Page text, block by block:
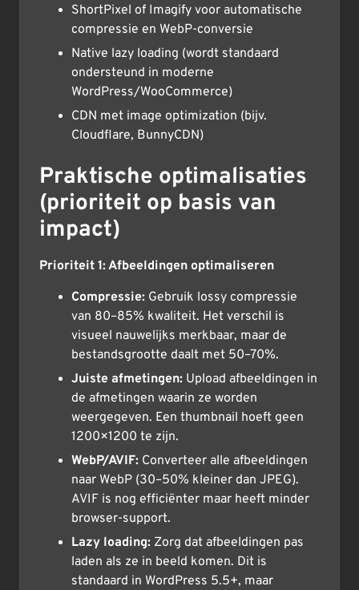
ShortPixel of Imagify voor automatische
compressie en WebP-conversie
Native lazy loading (wordt standaard
ondersteund in moderne
WordPress/WooCommerce)
CDN met image optimization (bijv.
Cloudflare, BunnyCDN)
Praktische optimalisaties
(prioriteit op basis van
impact)
Prioriteit 1: Afbeeldingen optimaliseren
Compressie: Gebruik lossy compressie
van 80–85% kwaliteit. Het verschil is
visueel nauwelijks merkbaar, maar de
bestandsgrootte daalt met 50–70%.
Juiste afmetingen: Upload afbeeldingen in
de afmetingen waarin ze worden
weergegeven. Een thumbnail hoeft geen
1200×1200 te zijn.
WebP/AVIF: Converteer alle afbeeldingen
naar WebP (30–50% kleiner dan JPEG).
AVIF is nog efficiënter maar heeft minder
browser-support.
Lazy loading: Zorg dat afbeeldingen pas
laden als ze in beeld komen. Dit is
standaard in WordPress 5.5+, maar